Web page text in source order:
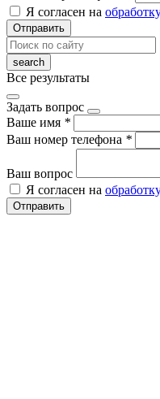
Я согласен на
Отправить
Все результаты
Задать вопрос
Ваше имя *
Ваш номер телефона *
Ваш вопрос
Я согласен на
Отправить